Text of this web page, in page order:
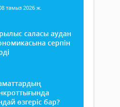
тамыз 2026 ж.
саласы аудан
серпін
өзгеріс бар?